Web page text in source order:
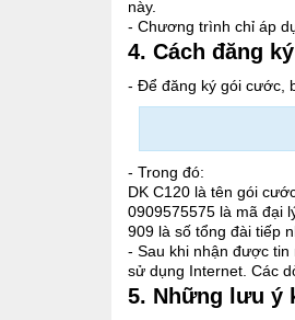
này.
- Chương trình chỉ áp
4. Cách đăng
- Để đăng ký gói cước,
- Trong đó:
DK C120 là tên gói
0909575575 là mã đại
909 là số tổng đài tiếp
- Sau khi nhận được
sử dụng Internet. Các
5. Những lưu ý